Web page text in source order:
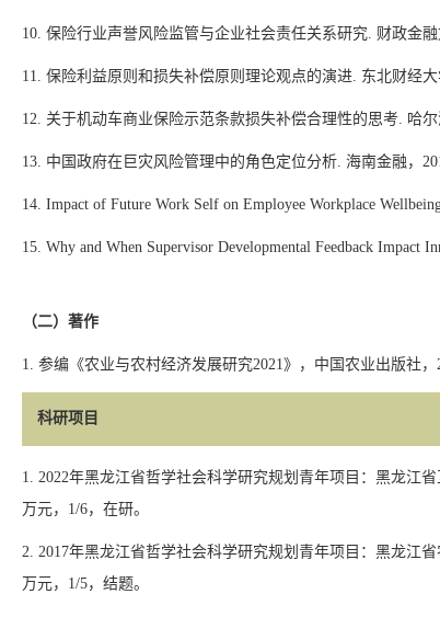
10. 保险行业声誉风险监管与企业社会责任关系研究. 财政金融
11. 保险利益原则和损失补偿原则理论观点的演进. 东北财经大
12. 关于机动车商业保险示范条款损失补偿合理性的思考. 哈尔
13. 中国政府在巨灾风险管理中的角色定位分析. 海南金融，
14. Impact of Future Work Self on Employee Workplace
15. Why and When Supervisor Developmental Feedback Impact
（二）著作
1. 参编《农业与农村经济发展研究2021》，中国农业出版社，
科研项目
1. 2022年黑龙江省哲学社会科学研究规划青年项目：黑龙江省
万元， 1/6，在研。
2. 2017年黑龙江省哲学社会科学研究规划青年项目：黑龙江省
万元， 1/5，结题。